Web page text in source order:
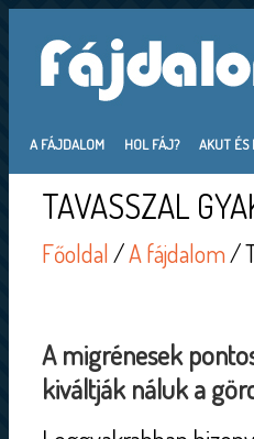
A FÁJDALOM HOL FÁJ? AKUT ÉS
TAVASSZAL
Főoldal/A fájdalom/
A migrénesek
kiváltják náluk a